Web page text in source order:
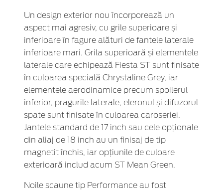
Un design exterior nou încorporează un
aspect mai agresiv, cu grile superioare și
inferioare în fagure alături de fantele laterale
inferioare mari. Grila superioară și elementele
laterale care echipează Fiesta ST sunt finisate
în culoarea specială Chrystaline Grey, iar
elementele aerodinamice precum spoilerul
inferior, pragurile laterale, eleronul și difuzorul
spate sunt finisate în culoarea caroseriei.
Jantele standard de 17 inch sau cele opționale
din aliaj de 18 inch au un finisaj de tip
magnetit închis, iar opțiunile de culoare
exterioară includ acum ST Mean Green.
Noile scaune tip Performance au fost